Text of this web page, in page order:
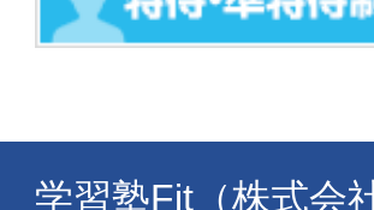
学習塾Fit（株式